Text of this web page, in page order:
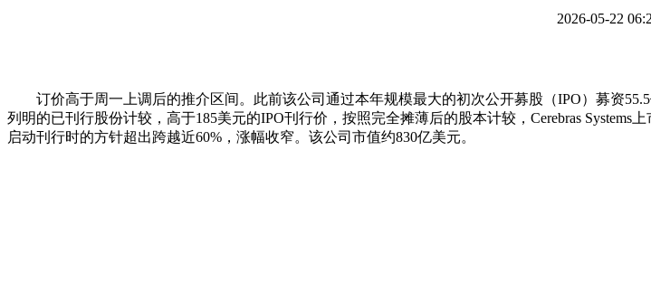
2026-05-22
订价高于周一上调后的推介区间。此前该公司通过本年规模最大的初次公开募股（IPO）募资
列明的已刊行股份计较，高于185美元的IPO刊行价，按照完全摊薄后的股本计较，Cerebras
启动刊行时的方针超出跨越近60%，涨幅收窄。该公司市值约830亿美元。